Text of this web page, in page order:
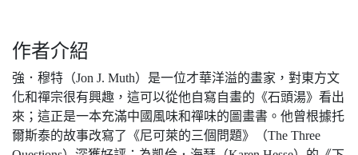
作者介紹
強．穆特（Jon J. Muth）是一位才華洋溢的畫家，對東方文
化和禪宗很有興趣，這可以從他自寫自畫的《石頭湯》看出
來；這正是一本充滿中國風味和禪味的圖畫書。他曾根據托
爾斯泰的故事改寫了《尼可萊的三個問題》（The Three